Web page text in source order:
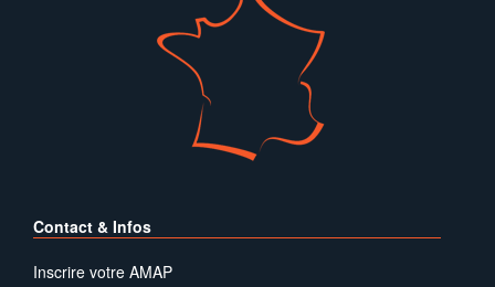
Contact & Infos
Inscrire votre AMAP